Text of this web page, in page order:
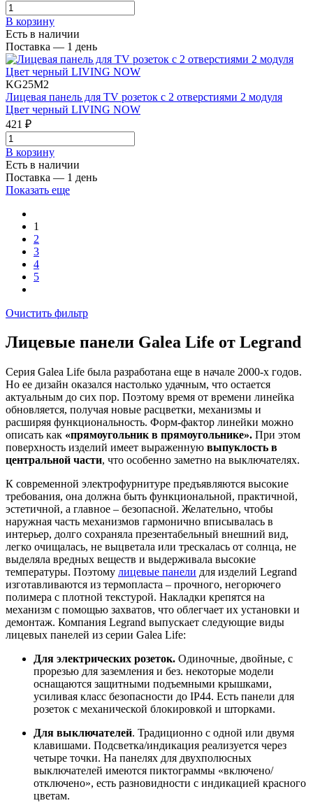
В корзинy
Есть в наличии
Поставка — 1 день
KG25M2
Лицевая панель для TV розеток с 2 отверстиями 2 модуля
Цвет черный LIVING NOW
421 ₽
В корзинy
Есть в наличии
Поставка — 1 день
Показать еще
1
2
3
4
5
Очистить фильтр
Лицевые панели Galea Life от Legrand
Серия Galea Life была разработана еще в начале 2000-х годов.
Но ее дизайн оказался настолько удачным, что остается
актуальным до сих пор. Поэтому время от времени линейка
обновляется, получая новые расцветки, механизмы и
расширяя функциональность. Форм-фактор линейки можно
описать как «прямоугольник в прямоугольнике». При этом
поверхность изделий имеет выраженную выпуклость в
центральной части, что особенно заметно на выключателях.
К современной электрофурнитуре предъявляются высокие
требования, она должна быть функциональной, практичной,
эстетичной, а главное – безопасной. Желательно, чтобы
наружная часть механизмов гармонично вписывалась в
интерьер, долго сохраняла презентабельный внешний вид,
легко очищалась, не выцветала или трескалась от солнца, не
выделяла вредных веществ и выдерживала высокие
температуры. Поэтому лицевые панели для изделий Legrand
изготавливаются из термопласта – прочного, негорючего
полимера с плотной текстурой. Накладки крепятся на
механизм с помощью захватов, что облегчает их установки и
демонтаж. Компания Legrand выпускает следующие виды
лицевых панелей из серии Galea Life:
Для электрических розеток. Одиночные, двойные, с
прорезью для заземления и без. некоторые модели
оснащаются защитными подъемными крышками,
усиливая класс безопасности до IP44. Есть панели для
розеток с механической блокировкой и шторками.
Для выключателей. Традиционно с одной или двумя
клавишами. Подсветка/индикация реализуется через
четыре точки. На панелях для двухполюсных
выключателей имеются пиктограммы «включено/
отключено», есть разновидности с индикацией красного
цветам.